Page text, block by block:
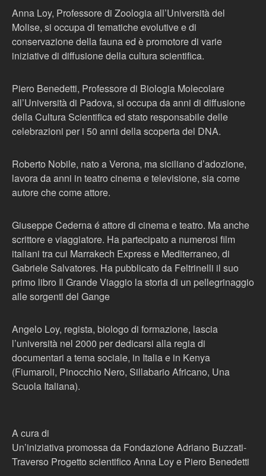
Anna Loy, Professore di Zoologia all’Università del
Molise, si occupa di tematiche evolutive e di
conservazione della fauna ed è promotore di varie
iniziative di diffusione della cultura scientifica.
Piero Benedetti, Professore di Biologia Molecolare
all’Università di Padova, si occupa da anni di diffusione
della Cultura Scientifica ed stato responsabile delle
celebrazioni per i 50 anni della scoperta del DNA.
Roberto Nobile, nato a Verona, ma siciliano d’adozione,
lavora da anni in teatro cinema e televisione, sia come
autore che come attore.
Giuseppe Cederna é attore di cinema e teatro. Ma anche
scrittore e viaggiatore. Ha partecipato a numerosi film
italiani tra cui Marrakech Express e Mediterraneo, di
Gabriele Salvatores. Ha pubblicato da Feltrinelli il suo
primo libro Il Grande Viaggio la storia di un pellegrinaggio
alle sorgenti del Gange
Angelo Loy, regista, biologo di formazione, lascia
l’università nel 2000 per dedicarsi alla regia di
documentari a tema sociale, in Italia e in Kenya
(Fiumaroli, Pinocchio Nero, Sillabario Africano, Una
Scuola Italiana).
A cura di
Un’iniziativa promossa da Fondazione Adriano Buzzati-
Traverso Progetto scientifico Anna Loy e Piero Benedetti